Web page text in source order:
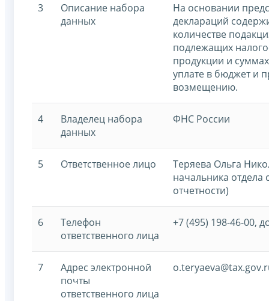
3
Описание набора
данных
На основании
деклараций
количестве
подлежащих
продукции и
уплате в бюджет и
возмещению.
4
Владелец набора
данных
ФНС России
5 Ответственное лицо
Теряева Ольга
начальника отдела
отчетности)
6
Телефон
ответственного лица
+7 (495) 198-46-00,
7
Адрес электронной
почты
ответственного лица